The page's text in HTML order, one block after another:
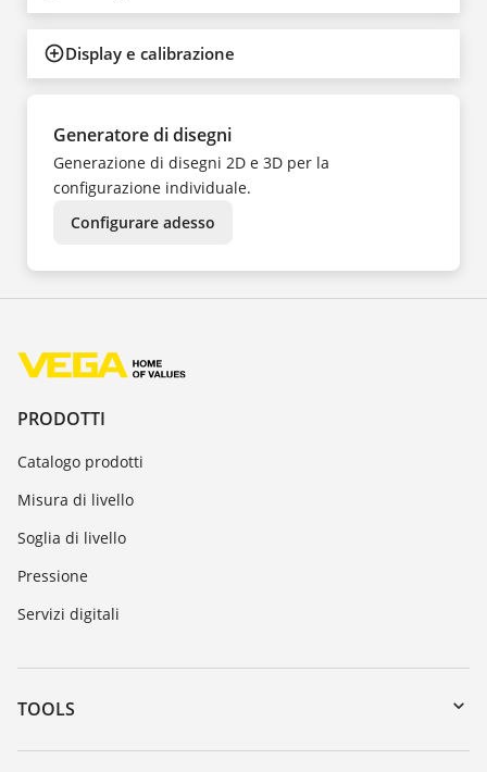
Display e calibrazione
Generatore di disegni
Generazione di disegni 2D e 3D per la
configurazione individuale.
Configurare adesso
PRODOTTI
Catalogo prodotti
Misura di livello
Soglia di livello
Pressione
Servizi digitali
TOOLS
Downloads